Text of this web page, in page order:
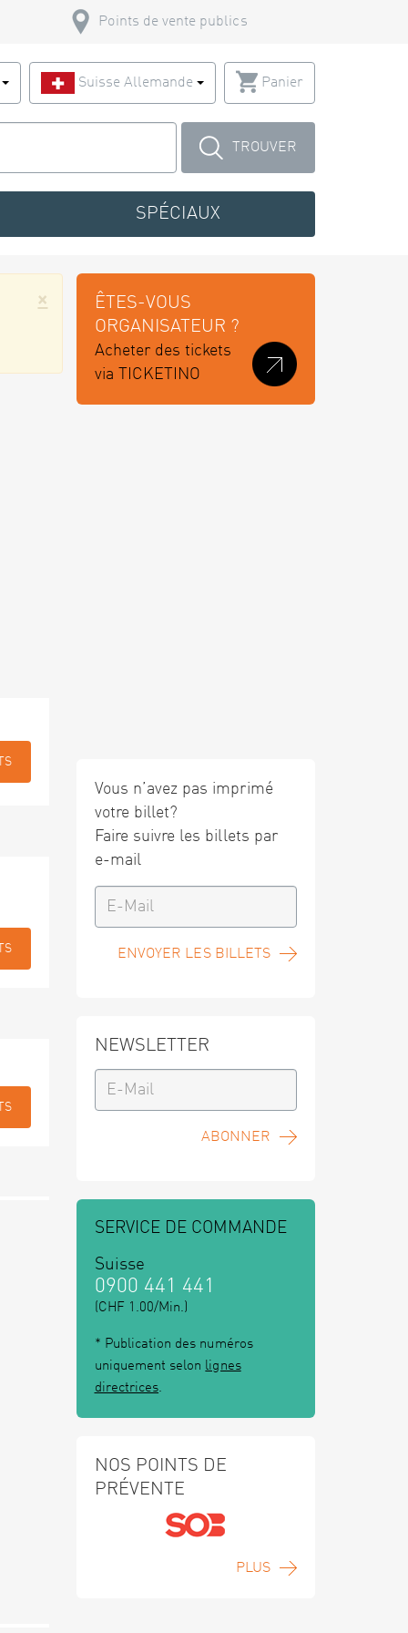
Points de vente publics
Suisse Allemande Panier
TROUVER
SPÉCIAUX
×
ÊTES-VOUS
ORGANISATEUR ?
Acheter des tickets
via TICKETINO
Vous n’avez pas imprimé
votre billet?
Faire suivre les billets par
e-mail
ENVOYER LES BILLETS
NEWSLETTER
ABONNER
SERVICE DE COMMANDE
Suisse
0900 441 441
(CHF 1.00/Min.)
* Publication des numéros
uniquement selon lignes
directrices.
NOS POINTS DE
PRÉVENTE
PLUS